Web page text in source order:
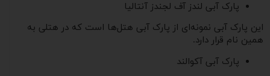
پارک آبی لندز آف لجندز آنتالیا
این پارک آبی نمونه‌ای از پارک آبی هتل‌ها است که در هتلی به
همین نام قرار دارد.
پارک آبی آکوالند